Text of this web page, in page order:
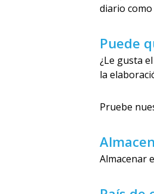
diario
Puede
¿Le gusta
la
Pruebe
Almacenar